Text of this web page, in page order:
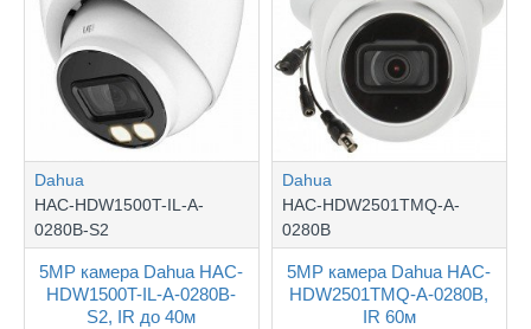
Dahua
HAC-HDW1500T-IL-A-
0280B-S2
5MP камера Dahua HAC-
HDW1500T-IL-A-0280B-
S2, IR до 40м
Dahua
HAC-HDW2501TMQ-A-
0280B
5MP камера Dahua HAC-
HDW2501TMQ-A-0280B,
IR 60м